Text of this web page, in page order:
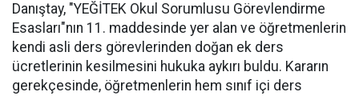
Danıştay, "YEĞİTEK Okul Sorumlusu Görevlendirme
Esasları"nın 11. maddesinde yer alan ve öğretmenlerin
kendi asli ders görevlerinden doğan ek ders
ücretlerinin kesilmesini hukuka aykırı buldu. Kararın
gerekçesinde, öğretmenlerin hem sınıf içi ders